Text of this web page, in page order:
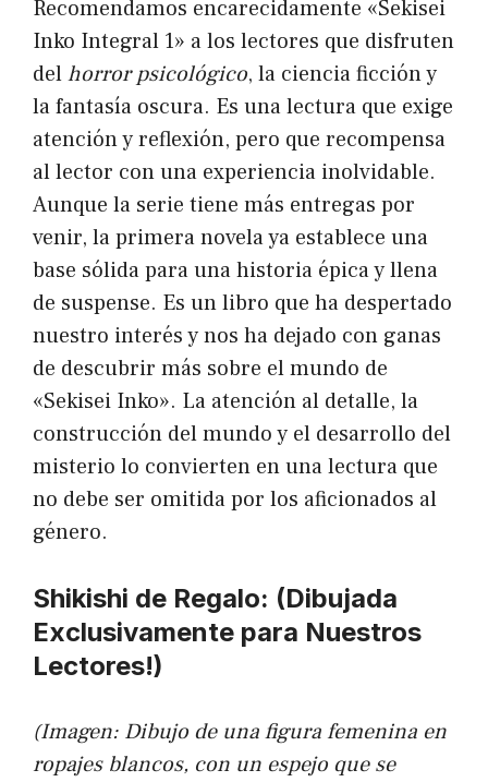
Recomendamos encarecidamente «Sekisei
Inko Integral 1» a los lectores que disfruten
delhorror psicológico, la ciencia ficción y
la fantasía oscura. Es una lectura que exige
atención y reflexión, pero que recompensa
al lector con una experiencia inolvidable.
Aunque la serie tiene más entregas por
venir, la primera novela ya establece una
base sólida para una historia épica y llena
de suspense. Es un libro que ha despertado
nuestro interés y nos ha dejado con ganas
de descubrir más sobre el mundo de
«Sekisei Inko». La atención al detalle, la
construcción del mundo y el desarrollo del
misterio lo convierten en una lectura que
no debe ser omitida por los aficionados al
género.
Shikishi de Regalo: (Dibujada
Exclusivamente para Nuestros
Lectores!)
(Imagen: Dibujo de una figura femenina en
ropajes blancos, con un espejo que se